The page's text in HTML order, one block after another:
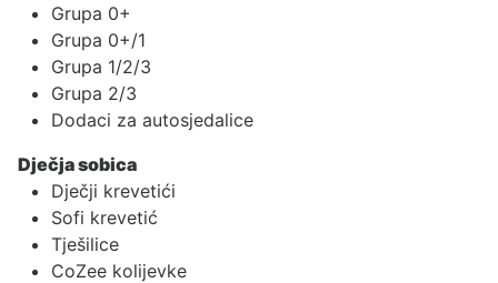
Grupa 0+
Grupa 0+/1
Grupa 1/2/3
Grupa 2/3
Dodaci za autosjedalice
Dječja sobica
Dječji krevetići
Sofi krevetić
Tješilice
CoZee kolijevke